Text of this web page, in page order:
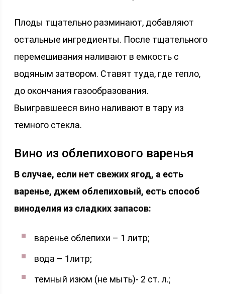
Плоды тщательно разминают, добавляют
остальные ингредиенты. После тщательного
перемешивания наливают в емкость с
водяным затвором. Ставят туда, где тепло,
до окончания газообразования.
Выигравшееся вино наливают в тару из
темного стекла.
Вино из облепихового варенья
В случае, если нет свежих ягод, а есть
варенье, джем облепиховый, есть способ
виноделия из сладких запасов:
варенье облепихи – 1 литр;
вода – 1литр;
темный изюм (не мыть)- 2 ст. л.;